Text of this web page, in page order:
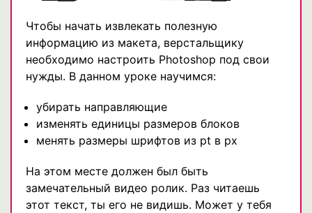
Чтобы начать извлекать полезную
информацию из макета, верстальщику
необходимо настроить Photoshop под свои
нужды. В данном уроке научимся:
убирать направляющие
изменять единицы размеров блоков
менять размеры шрифтов из pt в px
На этом месте должен был быть
замечательный видео ролик. Раз читаешь
этот текст, ты его не видишь. Может у тебя